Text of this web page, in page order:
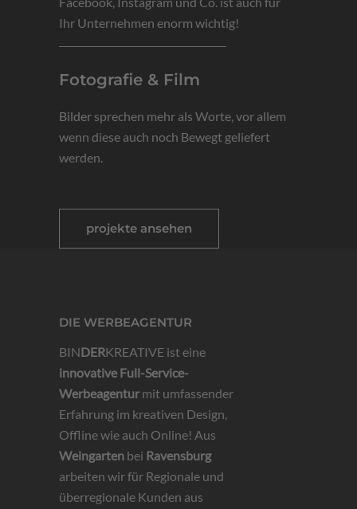
Ihr Unternehmen enorm wichtig!
Fotografie & Film
Bilder sprechen mehr als Worte, vor allem
wenn diese auch noch Bewegt geliefert
werden.
projekte ansehen
DIE WERBEAGENTUR
BINDERKREATIVE ist eine
innovative Full-Service-
Werbeagenturmit umfassender
Erfahrung im kreativen Design,
Offline wie auch Online! Aus
Weingarten bei Ravensburg
arbeiten wir für Regionale und
überregionale Kunden aus